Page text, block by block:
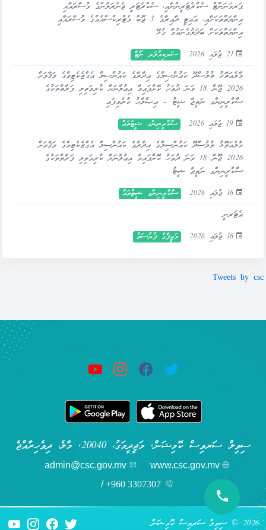
ޕަރމަނަންޓް ސެކްރެޓަރީންނާއި، ސެކްރެޓަރީ ޖެނެރަލުންގެ މުސާރައާއި
އިނާޔަތްތަކަށާއި، އައިޓީ ދާއިރާގެ 3 ޖޮބް މެޓްރިކްސްއެއްގެ މުސާރައާއި
އިނާޔަތްތަކަށް ބަދަލުގެނައުމާ ގުޅޭ
21 ޖުލައި 2026 ސަރކިއުލަރ ނޯޓް
މާލެއަތޮޅު ތުލުސްދޫ ކައުންސިލްގެ އިދާރާގެ ކައުންސިލް އެގްޒެކެޓިވްގެ މަޤާމަށް
2026 ޖޫން 18 ވަނަ ދުވަހު ކޮށްފައިވާ އިޢުލާނަށް ކުރިމަތިލި ފަރާތްތަކުގެ
ސްކްރީނިންގ ނަތީޖާ ޝީޓު – އިޞްލާޙު ކުރެވިފައި
19 ޖުލައި 2026 ސްކްރީނިންގ ޝީޓުތައް
މާލެއަތޮޅު ތުލުސްދޫ ކައުންސިލްގެ އިދާރާގެ ކައުންސިލް އެގްޒެކެޓިވްގެ މަޤާމަށް
2026 ޖޫން 18 ވަނަ ދުވަހު ކޮށްފައިވާ އިޢުލާނަށް ކުރިމަތިލި ފަރާތްތަކުގެ
ސްކްރީނިންގ ނަތީޖާ ޝީޓު
16 ޖުލައި 2026 ސްކްރީނިންގ ޝީޓުތައް
އެޓަރނީ
16 ޖުލައި 2026 ވަޒީފާގެ ފުރުސަތު
Tweets by csc
ސިވިލް ސަރވިސް ކޮމިޝަން, މަޖީދީމަގު، 20040, މާލެ، ދިވެހިރާއްޖެ
www.csc.gov.mv
admin@csc.gov.mv
+960 3307307
/
2026 © ސިވިލް ސަރވިސް ކޮމިޝަން